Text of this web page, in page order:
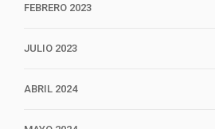
FEBRERO 2023
JULIO 2023
ABRIL 2024